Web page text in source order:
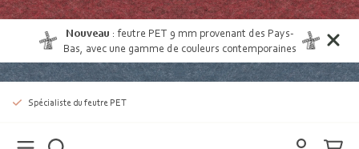
Nouveau :feutre PET 9 mm provenant des Pays-
Bas , avec une gamme de couleurs contemporaines
Spécialiste du feutre PET